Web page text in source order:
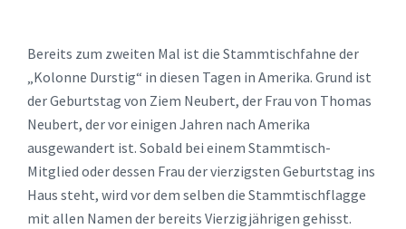
Bereits zum zweiten Mal ist die Stammtischfahne der
„Kolonne Durstig“ in diesen Tagen in Amerika. Grund ist
der Geburtstag von Ziem Neubert, der Frau von Thomas
Neubert, der vor einigen Jahren nach Amerika
ausgewandert ist. Sobald bei einem Stammtisch-
Mitglied oder dessen Frau der vierzigsten Geburtstag ins
Haus steht, wird vor dem selben die Stammtischflagge
mit allen Namen der bereits Vierzigjährigen gehisst.